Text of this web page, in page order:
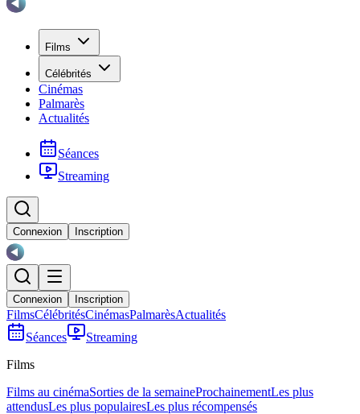
Films
Célébrités
Cinémas
Palmarès
Actualités
Séances
Streaming
Connexion Inscription
Connexion Inscription
FilmsCélébritésCinémasPalmarèsActualités
Séances
Streaming
Films
Films au cinémaSorties de la semaineProchainementLes plus
attendusLes plus populairesLes plus récompensés